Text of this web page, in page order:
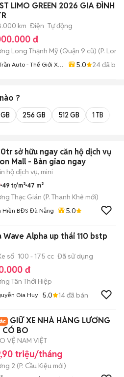
LIMO GREEN 2026 GIA ĐÌNH
km Điện Tự động
đ
Long Thạnh Mỹ (Quận 9 cũ) (P.
Auto - Thế Giới Xe
5.0 24đã bán
nào ?
256 GB 512 GB 1 TB
sở hữu ngay căn hộ dịch vụ
Mall - Bàn giao ngay
hộ dịch vụ, mini
49 tr/m² 47 m²
Thạc Gián (P. Thanh Khê mới)
Hiền BĐS Đà Nẵng 5.0
Wave Alpha up thái 110 bstp
số 100 - 175 cc Đã sử dụng
đ
Tân Thới Hiệp
Gia Huy 5.0 14đã bán
GIỮ XE NHÀ HÀNG LƯƠNG
BO
VỆ NAM VIỆT
triệu/tháng
2 (P. Cầu Kiệu mới)